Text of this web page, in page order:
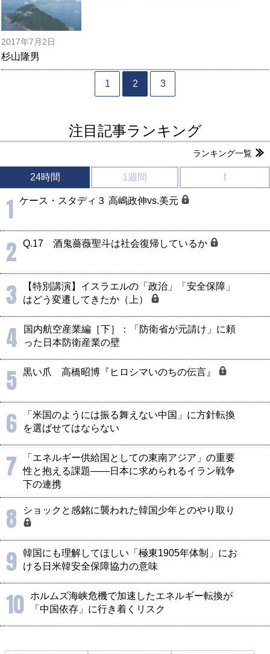
2017年7月2日
杉山隆男
1 2 3
注目記事ランキング
ランキング一覧
24時間 1週間 f
1 ケース・スタディ３ 高嶋政伸vs.美元
2 Q.17 酒鬼薔薇聖斗は社会復帰しているか
3
【特別講演】イスラエルの「政治」「安全保障」
はどう変遷してきたか（上）
4
国内航空産業編［下］：「防衛省が元請け」に頼
った日本防衛産業の壁
5 黒い爪 高橋昭博『ヒロシマいのちの伝言』
6
「米国のようには振る舞えない中国」に方針転換
を選ばせてはならない
7
「エネルギー供給国としての東南アジア」の重要
性と抱える課題――日本に求められるイラン戦争
下の連携
8 ショックと感銘に襲われた韓国少年とのやり取り
9 韓国にも理解してほしい「極東1905年体制」にお
ける日米韓安全保障協力の意味
10
ホルムズ海峡危機で加速したエネルギー転換が
「中国依存」に行き着くリスク